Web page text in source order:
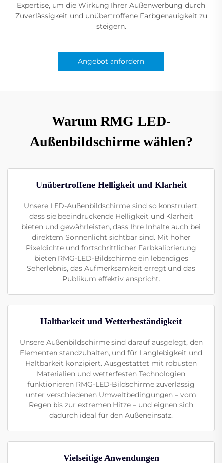
Expertise, um die Wirkung Ihrer Außenwerbung durch
Zuverlässigkeit und unübertroffene Farbgenauigkeit zu
steigern.
Angebot anfordern
Warum RMG LED-
Außenbildschirme wählen?
Unübertroffene Helligkeit und Klarheit
Unsere LED-Außenbildschirme sind so konstruiert,
dass sie beeindruckende Helligkeit und Klarheit
bieten und gewährleisten, dass Ihre Inhalte auch bei
direktem Sonnenlicht sichtbar sind. Mit hoher
Pixeldichte und fortschrittlicher Farbkalibrierung
bieten RMG-LED-Bildschirme ein lebendiges
Seherlebnis, das Aufmerksamkeit erregt und das
Publikum effektiv anspricht.
Haltbarkeit und Wetterbeständigkeit
Unsere Außenbildschirme sind darauf ausgelegt, den
Elementen standzuhalten, und für Langlebigkeit und
Haltbarkeit konzipiert. Ausgestattet mit robusten
Materialien und wetterfesten Technologien
funktionieren RMG-LED-Bildschirme zuverlässig
unter verschiedenen Umweltbedingungen – vom
Regen bis zur extremen Hitze – und eignen sich
dadurch ideal für den Außeneinsatz.
Vielseitige Anwendungen